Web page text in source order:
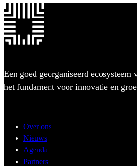
Een goed georganiseerd ecosysteem
het fundament voor innovatie en
Over ons
Nieuws
Agenda
Partners